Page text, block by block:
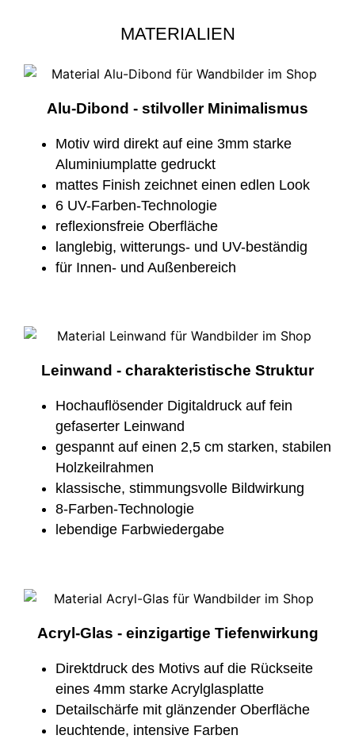
MATERIALIEN
Alu-Dibond - stilvoller Minimalismus
Motiv wird direkt auf eine 3mm starke
Aluminiumplatte gedruckt
mattes Finish zeichnet einen edlen Look
6 UV-Farben-Technologie
reflexionsfreie Oberfläche
langlebig, witterungs- und UV-beständig
für Innen- und Außenbereich
Leinwand - charakteristische Struktur
Hochauflösender Digitaldruck auf fein
gefaserter Leinwand
gespannt auf einen 2,5 cm starken, stabilen
Holzkeilrahmen
klassische, stimmungsvolle Bildwirkung
8-Farben-Technologie
lebendige Farbwiedergabe
Acryl-Glas - einzigartige Tiefenwirkung
Direktdruck des Motivs auf die Rückseite
eines 4mm starke Acrylglasplatte
Detailschärfe mit glänzender Oberfläche
leuchtende, intensive Farben